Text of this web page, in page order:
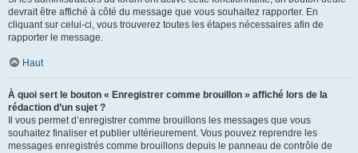
devrait être affiché à côté du message que vous souhaitez rapporter. En
cliquant sur celui-ci, vous trouverez toutes les étapes nécessaires afin de
rapporter le message.
Haut
À quoi sert le bouton « Enregistrer comme brouillon » affiché lors de la
rédaction d’un sujet ?
Il vous permet d’enregistrer comme brouillons les messages que vous
souhaitez finaliser et publier ultérieurement. Vous pouvez reprendre les
messages enregistrés comme brouillons depuis le panneau de contrôle de